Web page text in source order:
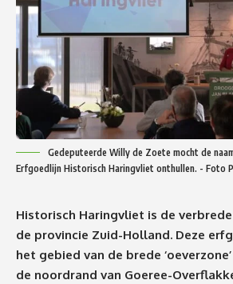
Gedeputeerde Willy de Zoete mocht de
Erfgoedlijn Historisch Haringvliet onthullen. - Foto
Historisch Haringvliet is de
de provincie Zuid-Holland. Deze
het gebied van de brede
de noordrand van Goeree-